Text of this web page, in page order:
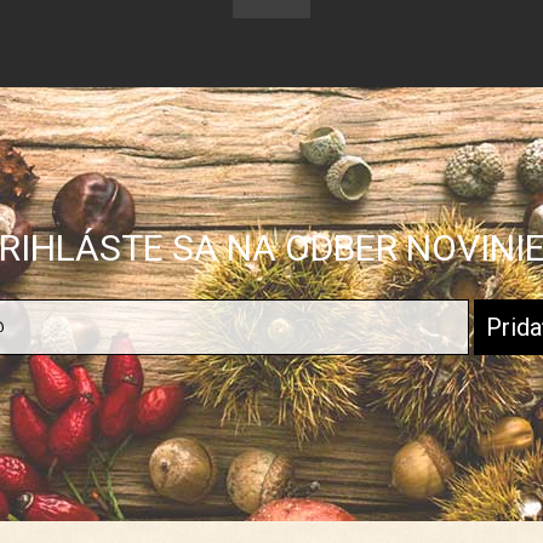
SA NA ODBER